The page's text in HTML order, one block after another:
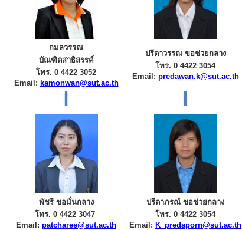
กมลวรรณ
บัณฑิตสาธิสรรค์
โทร. 0 4422 3052
Email: kamonwan@sut.ac.th
ปรีดาวรรณ ขอช่วยกลาง
โทร. 0 4422 3054
Email: predawan.k@sut.ac.th
พัชรี ขอมั่นกลาง
โทร. 0 4422 3047
Email: patcharee@sut.ac.th
ปรีดาภรณ์ ขอช่วยกลาง
โทร. 0 4422 3054
Email: K_predaporn@sut.ac.th